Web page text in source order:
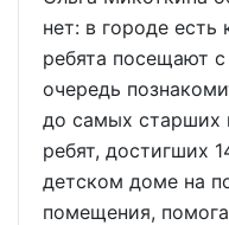
нет: в городе
ребята посещают
очередь
до самых старших
ребят, достигших
детском доме на
помещения,